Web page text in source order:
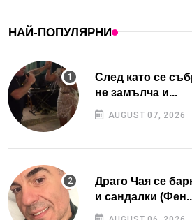
НАЙ-ПОПУЛЯРНИ
След като се
не замълча и...
AUGUST 07, 2026
Драго Чая се
и сандалки